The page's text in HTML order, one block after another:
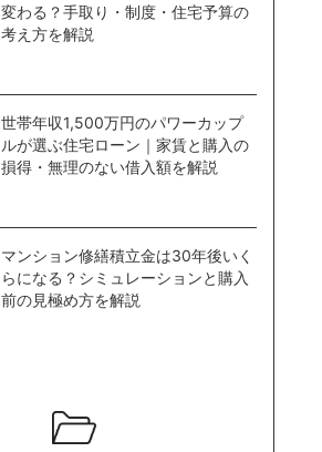
変わる？手取り・制度・住宅予算の
考え方を解説
世帯年収1,500万円のパワーカップ
ルが選ぶ住宅ローン｜家賃と購入の
損得・無理のない借入額を解説
マンション修繕積立金は30年後いく
らになる？シミュレーションと購入
前の見極め方を解説